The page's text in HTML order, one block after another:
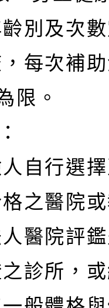
別及次
每次補
限。
自行選
之醫院
醫院評
診所，